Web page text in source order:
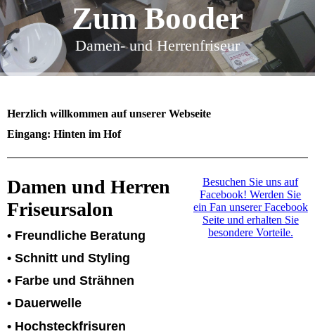
Zum Booder
Damen- und Herrenfriseur
Herzlich willkommen auf unserer Webseite
Eingang: Hinten im Hof
Besuchen Sie uns auf
Facebook! Werden Sie
ein Fan unserer Facebook
Seite und erhalten Sie
besondere Vorteile.
Damen und Herren
Friseursalon
• Freundliche Beratung
• Schnitt und Styling
• Farbe und Strähnen
• Dauerwelle
• Hochsteckfrisuren